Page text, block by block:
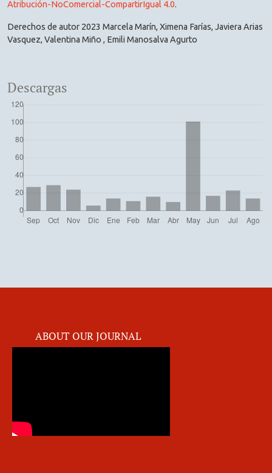
Atribución-NoComercial-CompartirIgual 4.0.
Derechos de autor 2023 Marcela Marín, Ximena Farías, Javiera Arias
Vasquez, Valentina Miño , Emili Manosalva Agurto
Descargas
ABOUT OUR JOURNAL